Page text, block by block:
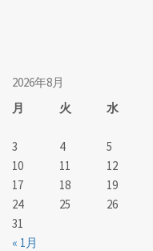
2026年8月
月
火 水
« 1月
3
4 5
10
11 12
17
18 19
24
25 26
31